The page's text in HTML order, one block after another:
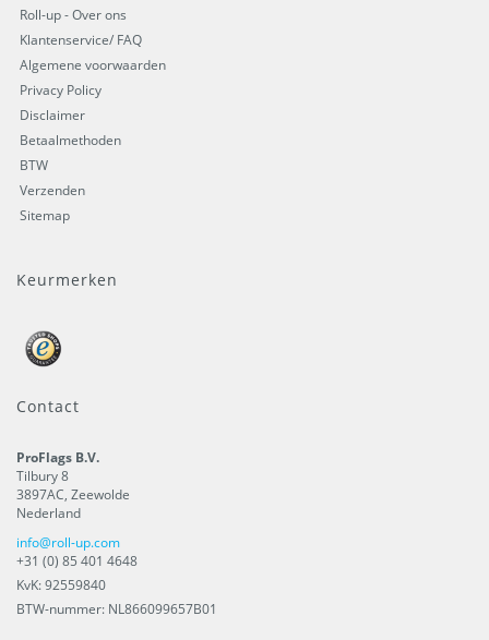
Roll-up - Over ons
Klantenservice/ FAQ
Algemene voorwaarden
Privacy Policy
Disclaimer
Betaalmethoden
BTW
Verzenden
Sitemap
Keurmerken
Contact
ProFlags B.V.
Tilbury 8
3897AC, Zeewolde
Nederland
info@roll-up.com
+31 (0) 85 401 4648
KvK: 92559840
BTW-nummer: NL866099657B01